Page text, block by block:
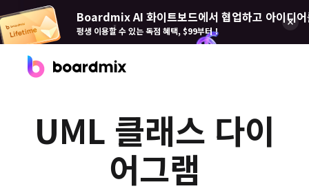
Boardmix AI 화이트보드에서 협업하고 아이디
평생 이용할 수 있는 독점 혜택, $99부터！
Boardmix(보드 믹스)
온라인 협업 화이트보드
Boardmix SDK
UML 클래스 다이
어그램